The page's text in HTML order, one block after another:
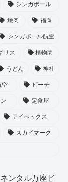
シンガポール
焼肉 福岡
シンガポール航空
リス 植物園
うどん 神社
空 ピーチ
定食屋
アイベックス
スカイマーク
ンタル万座ビ